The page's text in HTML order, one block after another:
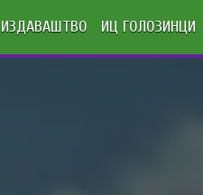
ИЗДАВАШТВО ИЦ ГОЛОЗИНЦИ